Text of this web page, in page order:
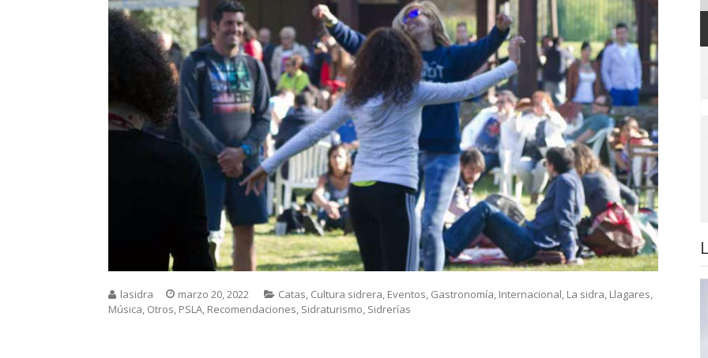
lasidra marzo 20, 2022 Catas, Cultura sidrera, Eventos, Gastronomía, Internacional, La sidra, Llagares,
Música, Otros, PSLA, Recomendaciones, Sidraturismo, Sidrerías